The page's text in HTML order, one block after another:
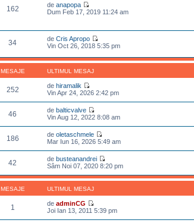
162 deanapopa
Dum Feb 17, 2019 11:24 am
34 deCris Apropo
Vin Oct 26, 2018 5:35 pm
MESAJE ULTIMUL MESAJ
252 dehiramalik
Vin Apr 24, 2026 2:42 pm
46 debalticvalve
Vin Aug 12, 2022 8:08 am
186 deoletaschmele
Mar Iun 16, 2026 5:49 am
42 debusteanandrei
Sâm Noi 07, 2020 8:20 pm
MESAJE ULTIMUL MESAJ
1 deadminCG
Joi Ian 13, 2011 5:39 pm